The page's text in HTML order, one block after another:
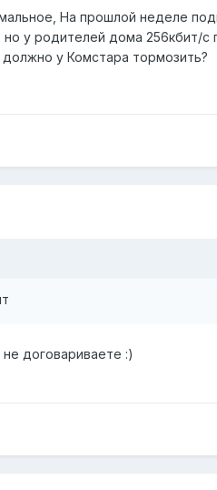
На прошлой неделе
у родителей дома 256кбит/
у Комстара тормозить?
договариваете :)